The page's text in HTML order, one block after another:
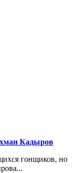
Кадыров
гонщиков, но